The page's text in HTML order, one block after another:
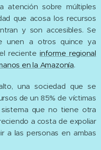
atención sobre múltiples
que acosa los recursos
y son accesibles. Se
unen a otros quince ya
recienteinforme regional
en la Amazonía.
una sociedad que se
de un 85% de víctimas
que no tiene otra
a costa de expoliar
a las personas en ambas